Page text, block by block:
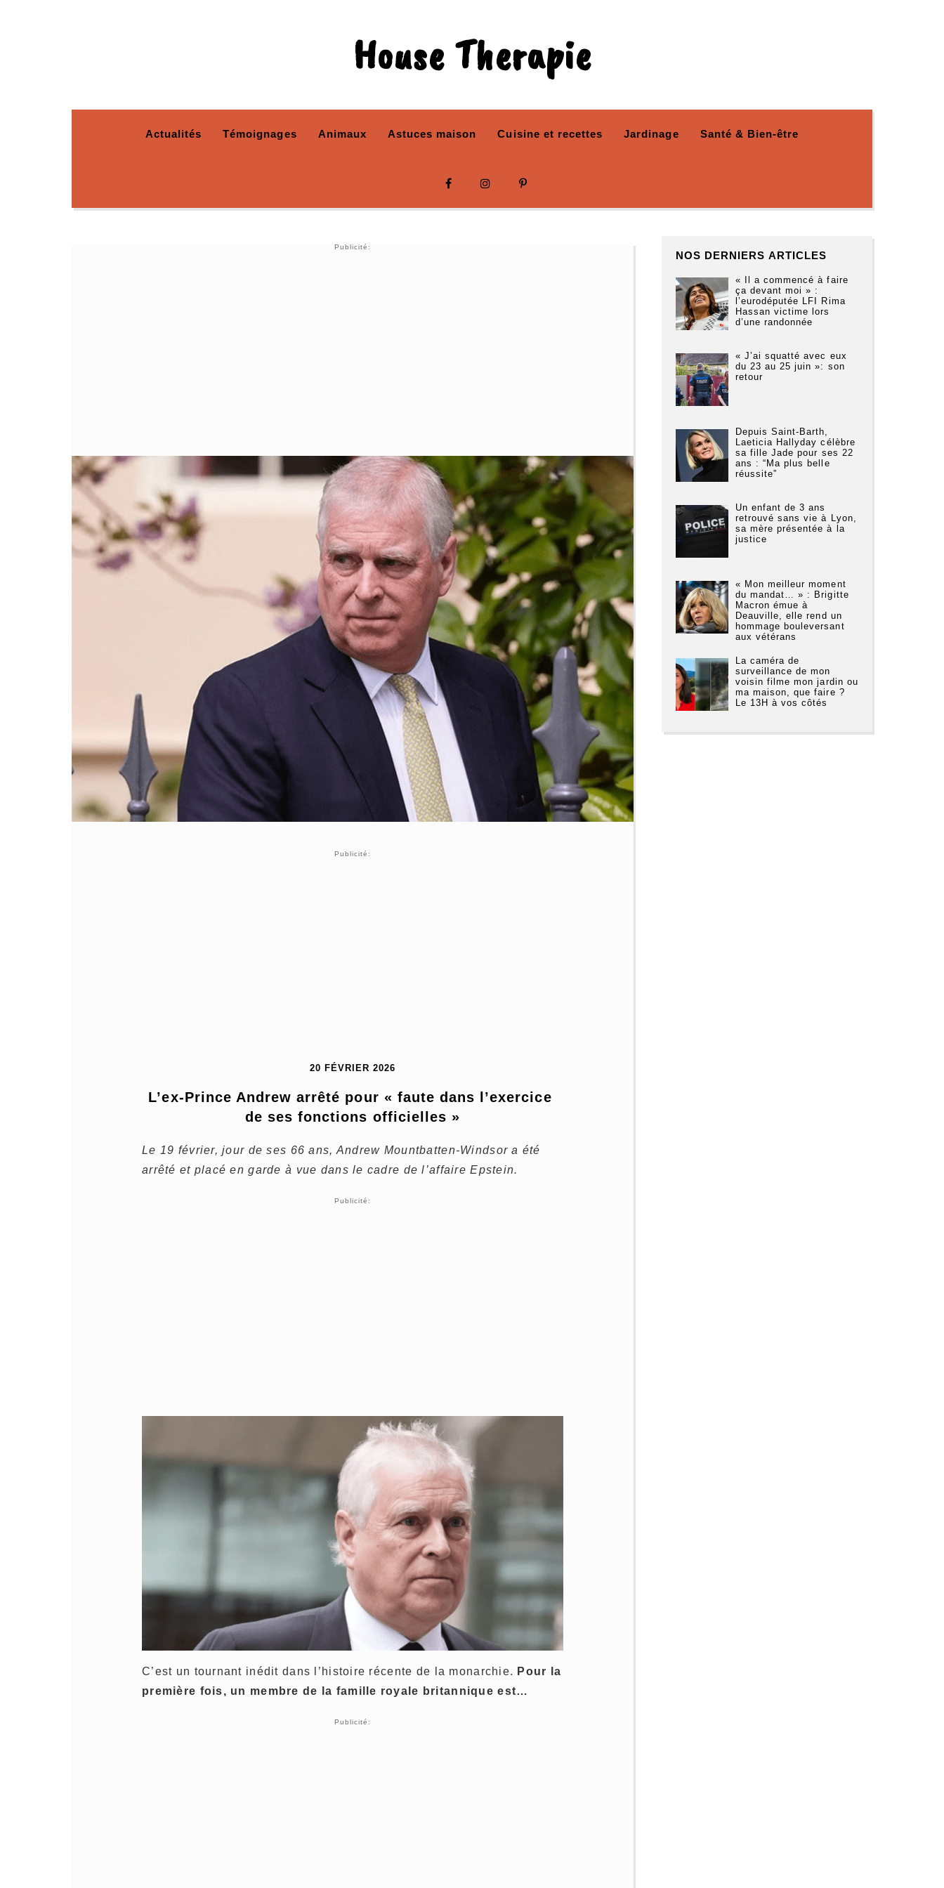
House Therapie
Actualités Témoignages Animaux Astuces maison Cuisine et recettes Jardinage Santé & Bien-être
Publicité:
Publicité:
20 FÉVRIER 2026
L’ex-Prince Andrew arrêté pour « faute dans l’exercice
de ses fonctions officielles »
Le 19 février, jour de ses 66 ans, Andrew Mountbatten-Windsor a été
arrêté et placé en garde à vue dans le cadre de l’affaire Epstein.
Publicité:
C’est un tournant inédit dans l’histoire récente de la monarchie. Pour la
première fois, un membre de la famille royale britannique est…
Publicité:
NOS DERNIERS ARTICLES
« Il a commencé à faire
ça devant moi » :
l’eurodéputée LFI Rima
Hassan victime lors
d’une randonnée
« J’ai squatté avec eux
du 23 au 25 juin »: son
retour
Depuis Saint-Barth,
Laeticia Hallyday célèbre
sa fille Jade pour ses 22
ans : “Ma plus belle
réussite”
Un enfant de 3 ans
retrouvé sans vie à Lyon,
sa mère présentée à la
justice
« Mon meilleur moment
du mandat… » : Brigitte
Macron émue à
Deauville, elle rend un
hommage bouleversant
aux vétérans
La caméra de
surveillance de mon
voisin filme mon jardin ou
ma maison, que faire ?
Le 13H à vos côtés